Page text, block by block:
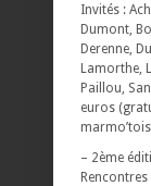
Invités :
Dumont,
Derenne,
Lamorthe,
Paillou,
euros
– 2ème